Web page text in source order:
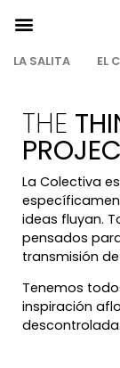
LA SALITA EL
THE
La Colectiva
ideas fluyan.
pensados
transmisión
Tenemos
inspiración
descontrolada.